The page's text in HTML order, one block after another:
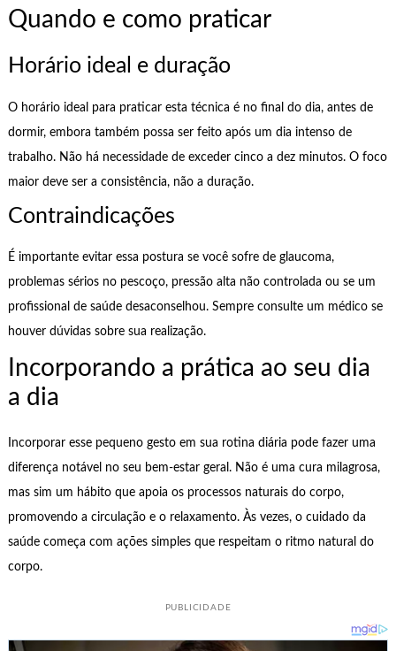
Quando e como praticar
Horário ideal e duração
O horário ideal para praticar esta técnica é no final do dia, antes de
dormir, embora também possa ser feito após um dia intenso de
trabalho. Não há necessidade de exceder cinco a dez minutos. O foco
maior deve ser a consistência, não a duração.
Contraindicações
É importante evitar essa postura se você sofre de glaucoma,
problemas sérios no pescoço, pressão alta não controlada ou se um
profissional de saúde desaconselhou. Sempre consulte um médico se
houver dúvidas sobre sua realização.
Incorporando a prática ao seu dia
a dia
Incorporar esse pequeno gesto em sua rotina diária pode fazer uma
diferença notável no seu bem-estar geral. Não é uma cura milagrosa,
mas sim um hábito que apoia os processos naturais do corpo,
promovendo a circulação e o relaxamento. Às vezes, o cuidado da
saúde começa com ações simples que respeitam o ritmo natural do
corpo.
PUBLICIDADE